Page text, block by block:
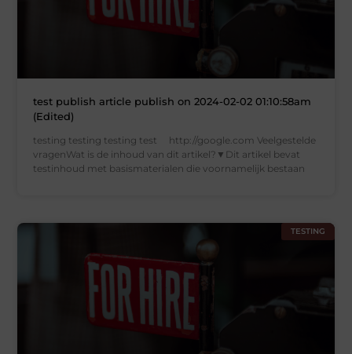
test publish article publish on 2024-02-02 01:10:58am
(Edited)
testing testing testing test http://google.com Veelgestelde
vragenWat is de inhoud van dit artikel?▼Dit artikel bevat
testinhoud met basismaterialen die voornamelijk bestaan
TESTING